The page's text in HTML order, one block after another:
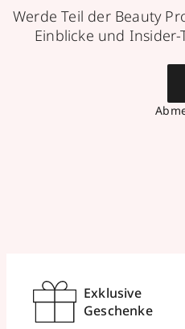
Werde Teil der Beauty
Einblicke und
Exklusive
Geschenke